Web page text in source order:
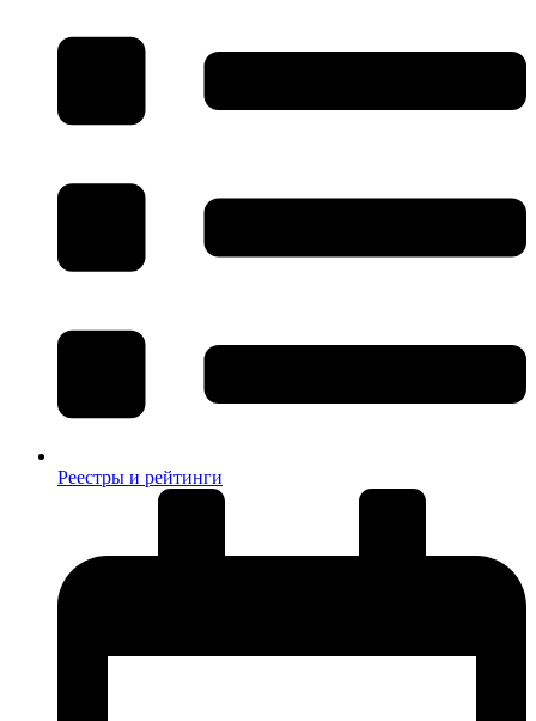
Реестры и рейтинги